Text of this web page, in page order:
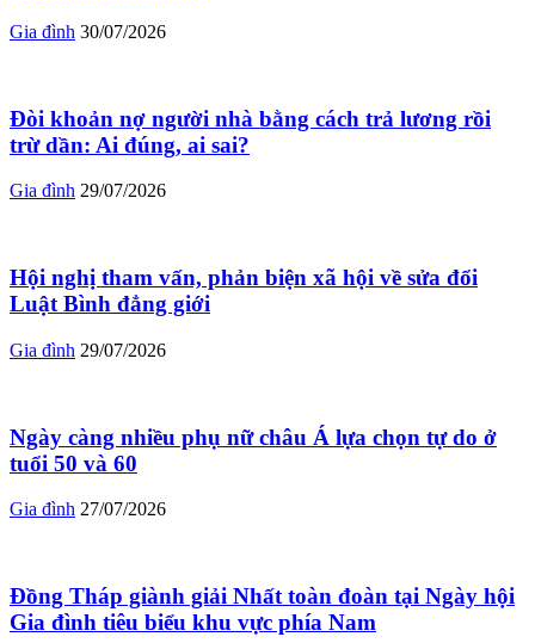
Gia đình 30/07/2026
Đòi khoản nợ người nhà bằng cách trả lương rồi
trừ dần: Ai đúng, ai sai?
Gia đình 29/07/2026
Hội nghị tham vấn, phản biện xã hội về sửa đổi
Luật Bình đẳng giới
Gia đình 29/07/2026
Ngày càng nhiều phụ nữ châu Á lựa chọn tự do ở
tuổi 50 và 60
Gia đình 27/07/2026
Đồng Tháp giành giải Nhất toàn đoàn tại Ngày hội
Gia đình tiêu biểu khu vực phía Nam